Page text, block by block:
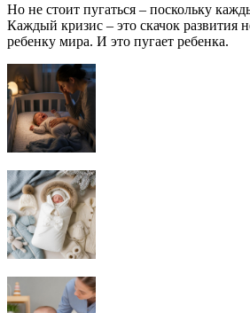
Но не стоит пугаться – поскольку
Каждый кризис – это скачок развития
ребенку мира. И это пугает ребенка.